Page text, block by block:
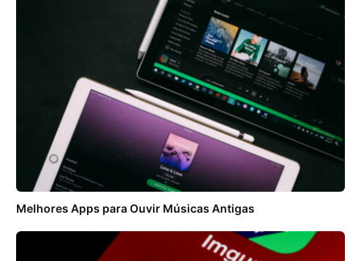
Melhores Apps para Ouvir Músicas Antigas